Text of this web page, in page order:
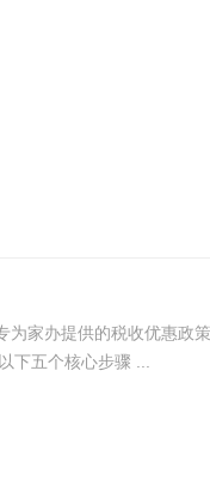
家办提供的税收优惠政
下五个核心步骤 ...